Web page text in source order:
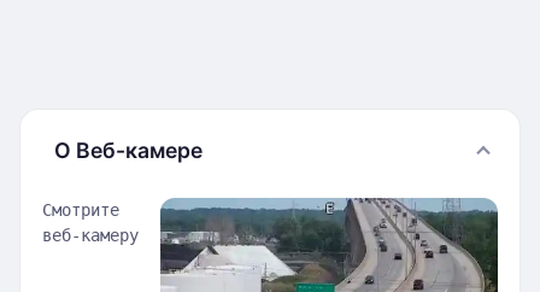
О Веб-камере
Смотрите
веб-камеру